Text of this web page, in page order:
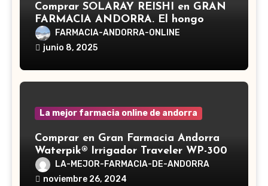
Comprar SOLARAY REISHI en GRAN
FARMACIA ANDORRA. El hongo
Reishi, cuyo nombre científico es
Ganoderma lucidum, es un hongo
en la medicina tradicional asiática
FARMACIA-ANDORRA-ONLINE
junio 8, 2025
La mejor farmacia online de andorra
Comprar en Gran Farmacia Andorra
Waterpik® Irrigador Traveler WP-300
LA-MEJOR-FARMACIA-DE-ANDORRA
noviembre 26, 2024